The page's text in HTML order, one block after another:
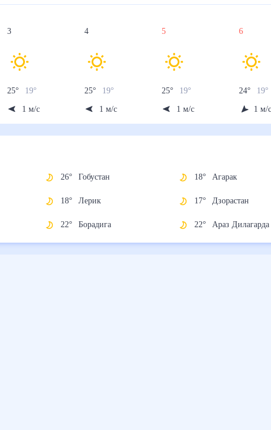
3
25° 19°
1 м/с
4
25° 19°
1 м/с
5
25° 19°
1 м/с
6
24° 19°
1 м/с
26° Гобустан
18° Лерик
22° Борадига
18° Агарак
17° Дзорастан
22° Араз